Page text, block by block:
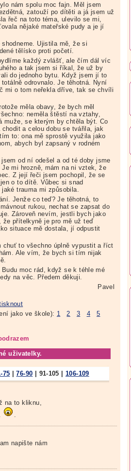
nám spolu moc fajn. Měl jsem
zatouží po dítěti a já jsem už
řeč na toto téma, ulevilo se mi,
nějaké mateřské pudy a je jí
Ujistila mě, že si
tělísko proti početí.
každý zvlášť, ale čím dál víc
a tak jsem si říkal, že už by
do jednoho bytu. Když jsem jí to
odrovnalo. Je těhotná. Nyní
mi o tom neřekla dříve, tak se chvíli
měla obavy, že bych měl
neměla štěstí na vztahy,
muže, se kterým by chtěla být. Co
a celou dobu se tvářila, jak
to: ona mě sprostě využila jako
abych byl zapsaný v rodném
od ní odešel a od té doby jsme
mi hrozně, mám na ni vztek, že
Z její řeči jsem pochopil, že se
o to dítě. Vůbec si snad
trauma mi způsobila.
Jenže co teď? Je těhotná, to
rukou, nechat se zapsat do
Zároveň nevím, jestli bych jako
přítelkyně je pro mě už teď
situace mě dostala, jí odpustit
chuť to všechno úplně vypustit a říct
Ale vím, že bych si tím nijak
moc rád, když se k téhle mé
na věc. Předem děkuji.
Pavel
jako ve škole): 1 2 3 4 5
uživatelky.
75 |76-90 | 91-105 |106-109
na to kliknu,
.
napište nám